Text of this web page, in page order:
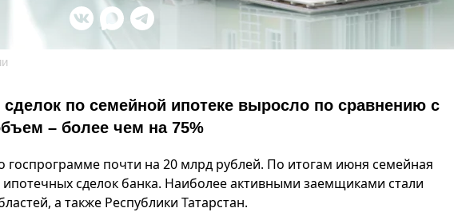
по семейной ипотеке выросло по сравнению с
– более чем на 75%
госпрограмме почти на 20 млрд рублей. По итогам июня семейная
сделок банка. Наиболее активными заемщиками стали
а также Республики Татарстан.